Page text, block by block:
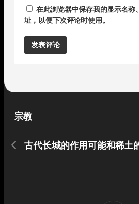
在此浏览器中保存我的显示名称
址，以便下次评论时使用。
宗教
古代长城的作用可能和稀土